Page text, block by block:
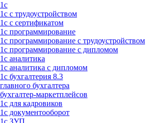
с трудоустройством
с сертификатом
программирование
программирование с трудоустройством
программирование с дипломом
аналитика
аналитика с дипломом
бухгалтерия 8.3
бухгалтера
маркетплейсов
для кадровиков
документооборот
ЗУП